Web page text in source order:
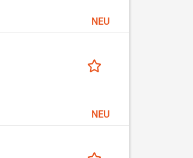
NEU
NEU